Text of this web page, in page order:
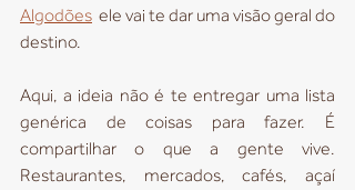
Algodões
  ele vai te dar uma visão geral do
destino.
Aqui, a ideia não é te entregar uma lista
genérica de coisas para fazer. É
compartilhar o que a gente vive.
Restaurantes, mercados, cafés, açaí